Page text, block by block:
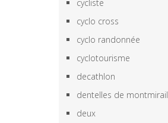
cycliste
cyclo cross
cyclo randonnée
cyclotourisme
decathlon
dentelles de montmirail
deux